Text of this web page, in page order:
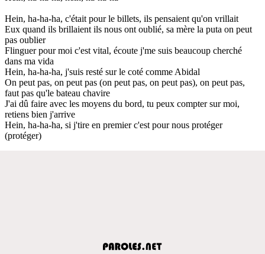
Hein, ha-ha-ha, c'était pour le billets, ils pensaient qu'on vrillait
Eux quand ils brillaient ils nous ont oublié, sa mère la puta on peut
pas oublier
Flinguer pour moi c'est vital, écoute j'me suis beaucoup cherché
dans ma vida
Hein, ha-ha-ha, j'suis resté sur le coté comme Abidal
On peut pas, on peut pas (on peut pas, on peut pas), on peut pas,
faut pas qu'le bateau chavire
J'ai dû faire avec les moyens du bord, tu peux compter sur moi,
retiens bien j'arrive
Hein, ha-ha-ha, si j'tire en premier c'est pour nous protéger
(protéger)